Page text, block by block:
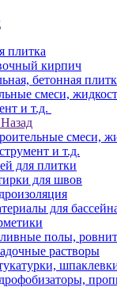
плитка
кирпич
бетонная
смеси,
и т.д.
Назад
смеси,
и т.д.
для плитки
для швов
для
полы,
растворы